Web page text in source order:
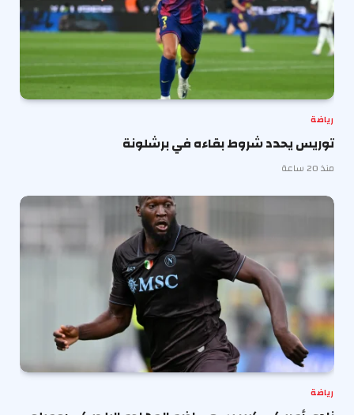
رياضة
توريس يحدد شروط بقاءه في برشلونة
منذ 20 ساعة
رياضة